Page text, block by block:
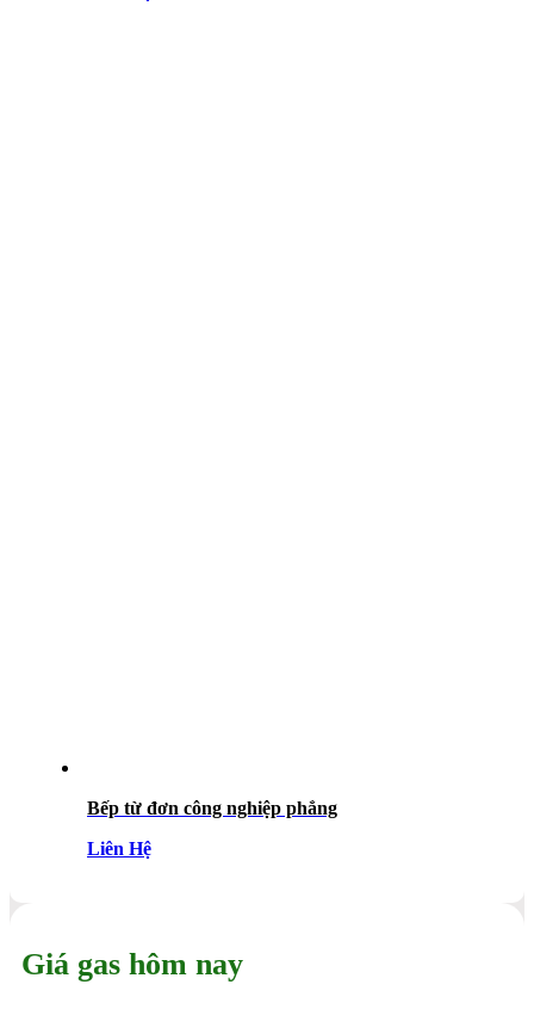
Bếp từ đơn công nghiệp phẳng
Liên Hệ
Giá gas hôm nay